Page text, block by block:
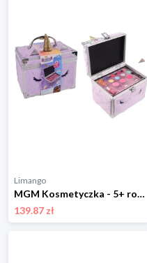
Limango
MGM Kosmetyczka - 5+ rozmiar: onesize
139.87 zł